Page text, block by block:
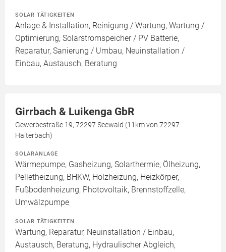
SOLAR TÄTIGKEITEN
Anlage & Installation, Reinigung / Wartung, Wartung /
Optimierung, Solarstromspeicher / PV Batterie,
Reparatur, Sanierung / Umbau, Neuinstallation /
Einbau, Austausch, Beratung
Girrbach & Luikenga GbR
Gewerbestraße 19, 72297 Seewald (11km von 72297
Haiterbach)
SOLARANLAGE
Wärmepumpe, Gasheizung, Solarthermie, Ölheizung,
Pelletheizung, BHKW, Holzheizung, Heizkörper,
Fußbodenheizung, Photovoltaik, Brennstoffzelle,
Umwälzpumpe
SOLAR TÄTIGKEITEN
Wartung, Reparatur, Neuinstallation / Einbau,
Austausch, Beratung, Hydraulischer Abgleich,